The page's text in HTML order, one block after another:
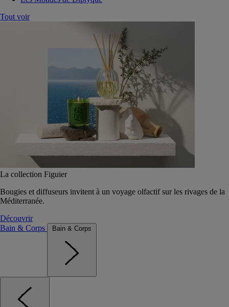
Tout voir
La collection Figuier
Bougies et diffuseurs invitent à un voyage olfactif sur les rivages de la
Méditerranée.
Découvrir
Bain & Corps
Bain & Corps